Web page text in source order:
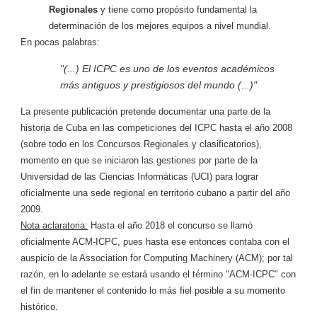
Regionales y tiene como propósito fundamental la
determinación de los mejores equipos a nivel mundial.
En pocas palabras:
"(...) El ICPC es uno de los eventos académicos
más antiguos y prestigiosos del mundo (...)"
La presente publicación pretende documentar una parte de la
historia de Cuba en las competiciones del ICPC hasta el año 2008
(sobre todo en los Concursos Regionales y clasificatorios),
momento en que se iniciaron las gestiones por parte de la
Universidad de las Ciencias Informáticas (UCI) para lograr
oficialmente una sede regional en territorio cubano a partir del año
2009.
Nota aclaratoria: Hasta el año 2018 el concurso se llamó
oficialmente ACM-ICPC, pues hasta ese entonces contaba con el
auspicio de la Association for Computing Machinery (ACM); por tal
razón, en lo adelante se estará usando el término "ACM-ICPC" con
el fin de mantener el contenido lo más fiel posible a su momento
histórico.